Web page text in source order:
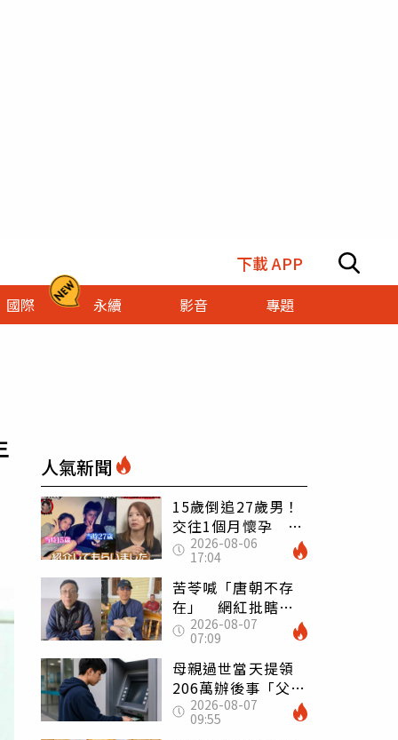
下載 APP
國際 永續 影音 專題
人氣新聞
15歲倒追27歲男！
交往1個月懷孕 36
歲當阿嬤故事曝光
2026-08-06
17:04
苦苓喊「唐朝不存
在」 網紅批瞎編
歷史：李白、杜甫
用鮮卑文寫詩？
2026-08-07
07:09
母親過世當天提領
206萬辦後事「父子
遭判刑」 律師：
搶錢先下手是罪
2026-08-07
09:55